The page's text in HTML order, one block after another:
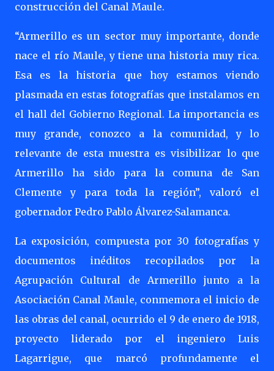
construcción del Canal Maule.
“Armerillo es un sector muy importante, donde
nace el río Maule, y tiene una historia muy rica.
Esa es la historia que hoy estamos viendo
plasmada en estas fotografías que instalamos en
el hall del Gobierno Regional. La importancia es
muy grande, conozco a la comunidad, y lo
relevante de esta muestra es visibilizar lo que
Armerillo ha sido para la comuna de San
Clemente y para toda la región”, valoró el
gobernador Pedro Pablo Álvarez-Salamanca.
La exposición, compuesta por 30 fotografías y
documentos inéditos recopilados por la
Agrupación Cultural de Armerillo junto a la
Asociación Canal Maule, conmemora el inicio de
las obras del canal, ocurrido el 9 de enero de 1918,
proyecto liderado por el ingeniero Luis
Lagarrigue, que marcó profundamente el